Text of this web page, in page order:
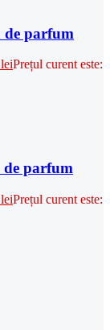
de parfum
leiPrețul curent este:
de parfum
leiPrețul curent este: